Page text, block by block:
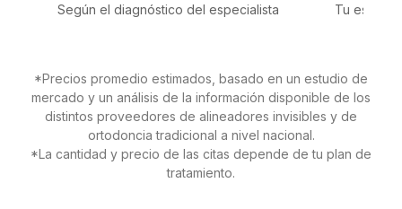
Según el diagnóstico del especialista Tu
*Precios promedio estimados, basado en un estudio de
mercado y un análisis de la información disponible de los
distintos proveedores de alineadores invisibles y de
ortodoncia tradicional a nivel nacional.
*La cantidad y precio de las citas depende de tu plan de
tratamiento.